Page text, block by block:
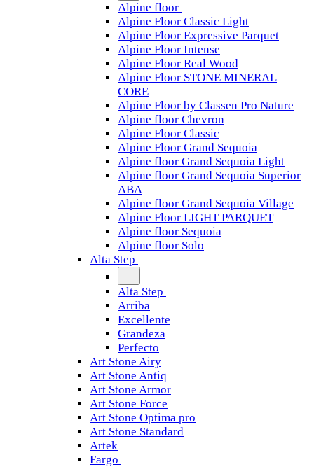
Alpine floor
Alpine Floor Classic Light
Alpine Floor Expressive Parquet
Alpine Floor Intense
Alpine Floor Real Wood
Alpine Floor STONE MINERAL
CORE
Alpine Floor by Classen Pro Nature
Alpine floor Chevron
Alpine Floor Classic
Alpine Floor Grand Sequoia
Alpine floor Grand Sequoia Light
Alpine floor Grand Sequoia Superior
ABA
Alpine floor Grand Sequoia Village
Alpine Floor LIGHT PARQUET
Alpine floor Sequoia
Alpine floor Solo
Alta Step
Alta Step
Arriba
Excellente
Grandeza
Perfecto
Art Stone Airy
Art Stone Antiq
Art Stone Armor
Art Stone Force
Art Stone Optima pro
Art Stone Standard
Artek
Fargo